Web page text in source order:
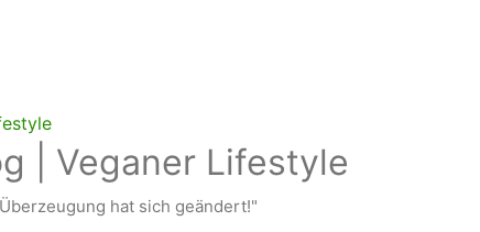
| Veganer Lifestyle
hat sich geändert!"